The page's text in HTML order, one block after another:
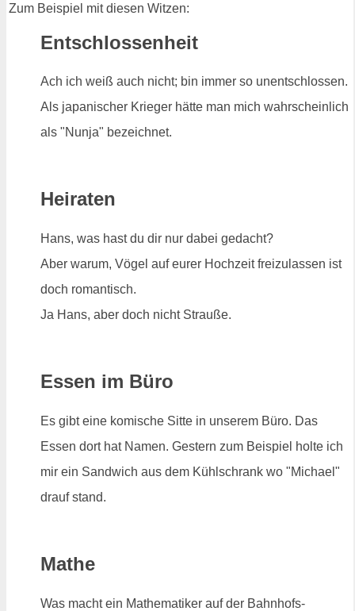
Zum Beispiel mit diesen Witzen:
Entschlossenheit
Ach ich weiß auch nicht; bin immer so unentschlossen.
Als japanischer Krieger hätte man mich wahrscheinlich
als "Nunja" bezeichnet.
Heiraten
Hans, was hast du dir nur dabei gedacht?
Aber warum, Vögel auf eurer Hochzeit freizulassen ist
doch romantisch.
Ja Hans, aber doch nicht Strauße.
Essen im Büro
Es gibt eine komische Sitte in unserem Büro. Das
Essen dort hat Namen. Gestern zum Beispiel holte ich
mir ein Sandwich aus dem Kühlschrank wo "Michael"
drauf stand.
Mathe
Was macht ein Mathematiker auf der Bahnhofs-